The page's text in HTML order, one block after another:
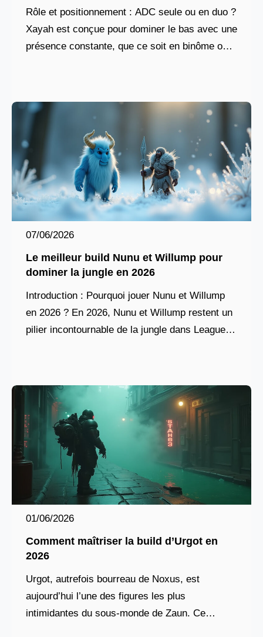
Rôle et positionnement : ADC seule ou en duo ?
Xayah est conçue pour dominer le bas avec une
présence constante, que ce soit en binôme ou
07/06/2026
Le meilleur build Nunu et Willump pour
dominer la jungle en 2026
Introduction : Pourquoi jouer Nunu et Willump
en 2026 ? En 2026, Nunu et Willump restent un
pilier incontournable de la jungle dans League of
01/06/2026
Comment maîtriser la build d’Urgot en
2026
Urgot, autrefois bourreau de Noxus, est
aujourd’hui l’une des figures les plus
intimidantes du sous-monde de Zaun. Ce